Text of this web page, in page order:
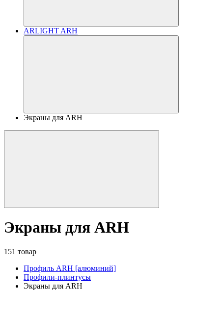
ARLIGHT ARH
Экраны для ARH
Экраны для ARH
151 товар
Профиль ARH [алюминий]
Профили-плинтусы
Экраны для ARH